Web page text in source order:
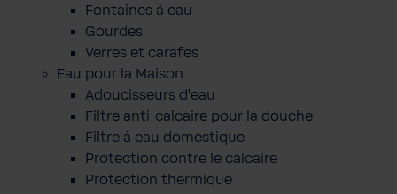
Fontaines à eau
Gourdes
Verres et carafes
Eau pour la Maison
Adoucisseurs d'eau
Filtre anti-calcaire pour la douche
Filtre à eau domestique
Protection contre le calcaire
Protection thermique